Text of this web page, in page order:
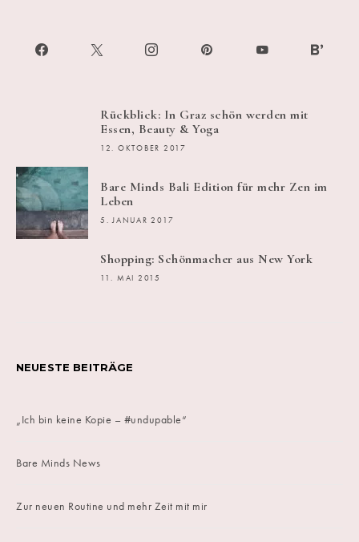
Rückblick: In Graz schön werden mit
Essen, Beauty & Yoga
12. OKTOBER 2017
Bare Minds Bali Edition für mehr Zen im
Leben
5. JANUAR 2017
Shopping: Schönmacher aus New York
11. MAI 2015
NEUESTE BEITRÄGE
„Ich bin keine Kopie – #undupable“
Bare Minds News
Zur neuen Routine und mehr Zeit mit mir